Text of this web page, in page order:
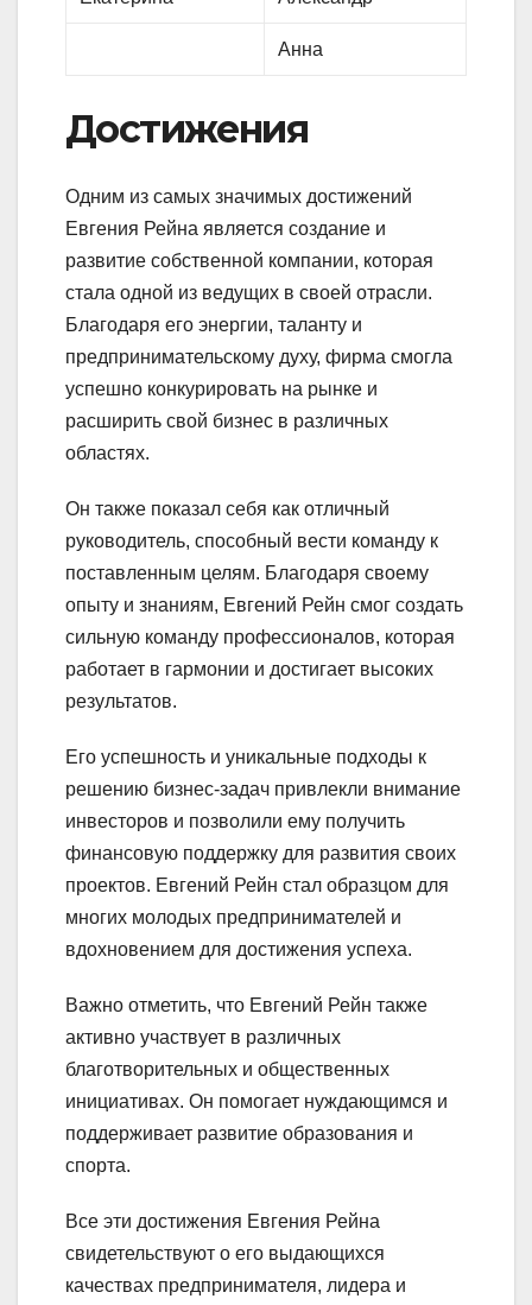
Анна
Достижения
Одним из самых значимых достижений
Евгения Рейна является создание и
развитие собственной компании, которая
стала одной из ведущих в своей отрасли.
Благодаря его энергии, таланту и
предпринимательскому духу, фирма смогла
успешно конкурировать на рынке и
расширить свой бизнес в различных
областях.
Он также показал себя как отличный
руководитель, способный вести команду к
поставленным целям. Благодаря своему
опыту и знаниям, Евгений Рейн смог создать
сильную команду профессионалов, которая
работает в гармонии и достигает высоких
результатов.
Его успешность и уникальные подходы к
решению бизнес-задач привлекли внимание
инвесторов и позволили ему получить
финансовую поддержку для развития своих
проектов. Евгений Рейн стал образцом для
многих молодых предпринимателей и
вдохновением для достижения успеха.
Важно отметить, что Евгений Рейн также
активно участвует в различных
благотворительных и общественных
инициативах. Он помогает нуждающимся и
поддерживает развитие образования и
спорта.
Все эти достижения Евгения Рейна
свидетельствуют о его выдающихся
качествах предпринимателя, лидера и